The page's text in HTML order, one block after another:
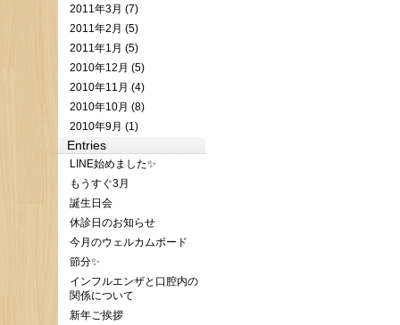
2011年3月 (7)
2011年2月 (5)
2011年1月 (5)
2010年12月 (5)
2010年11月 (4)
2010年10月 (8)
2010年9月 (1)
Entries
LINE始めました✨
もうすぐ3月
誕生日会
休診日のお知らせ
今月のウェルカムボード
節分✨
インフルエンザと口腔内の
関係について
新年ご挨拶